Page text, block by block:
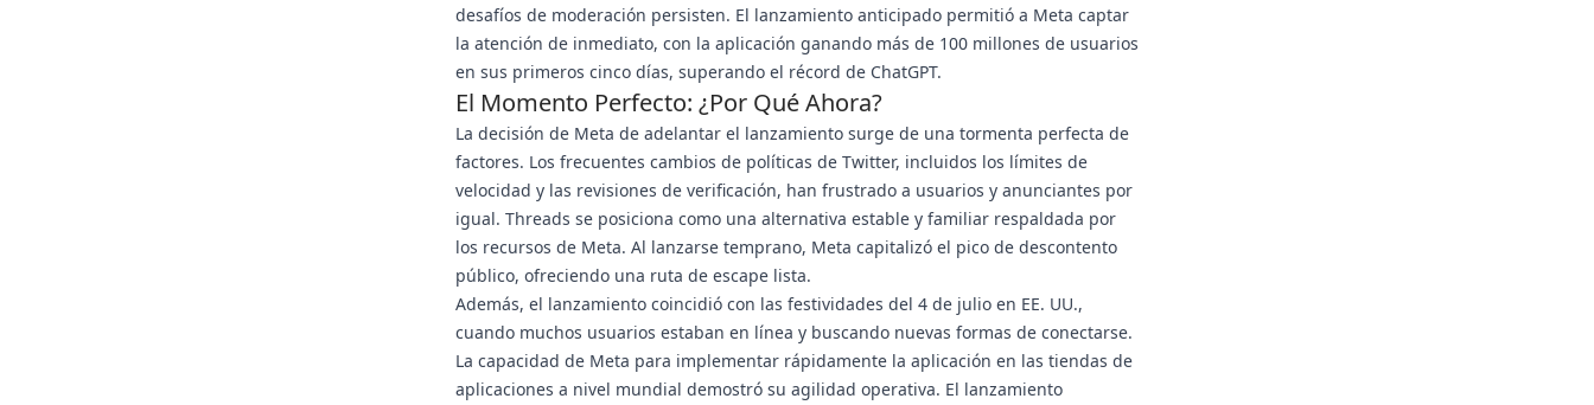
desafíos de moderación persisten. El lanzamiento anticipado permitió a Meta captar
la atención de inmediato, con la aplicación ganando más de 100 millones de usuarios
en sus primeros cinco días, superando el récord de ChatGPT.
El Momento Perfecto: ¿Por Qué Ahora?
La decisión de Meta de adelantar el lanzamiento surge de una tormenta perfecta de
factores. Los frecuentes cambios de políticas de Twitter, incluidos los límites de
velocidad y las revisiones de verificación, han frustrado a usuarios y anunciantes por
igual. Threads se posiciona como una alternativa estable y familiar respaldada por
los recursos de Meta. Al lanzarse temprano, Meta capitalizó el pico de descontento
público, ofreciendo una ruta de escape lista.
Además, el lanzamiento coincidió con las festividades del 4 de julio en EE. UU.,
cuando muchos usuarios estaban en línea y buscando nuevas formas de conectarse.
La capacidad de Meta para implementar rápidamente la aplicación en las tiendas de
aplicaciones a nivel mundial demostró su agilidad operativa. El lanzamiento